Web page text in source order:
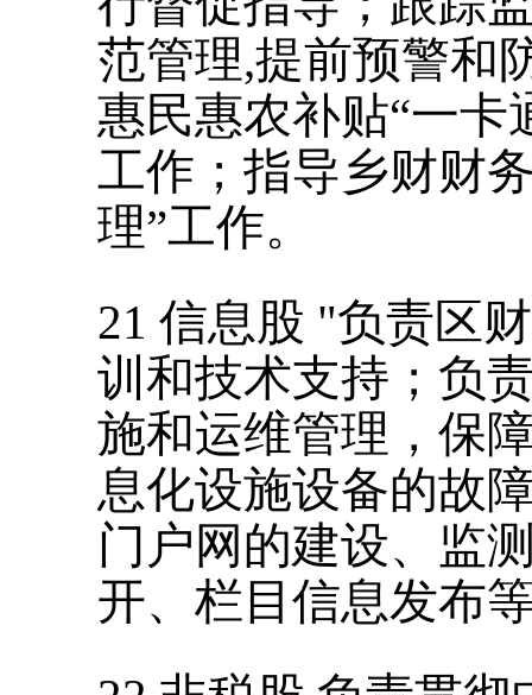
范管理,提前预警和
惠民惠农补贴“一卡
工作；指导乡财财
理”工作。
21 信息股 "负责区
训和技术支持；负
施和运维管理，保
息化设施设备的故
门户网的建设、监
开、栏目信息发布